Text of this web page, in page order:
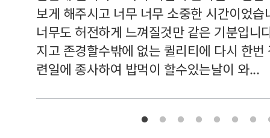
보게 해주시고 너무 너무 소중한 시간이었
너무도 허전하게 느껴질것만 같은 기분입니
지고 존경할수밖에 없는 퀼리티에 다시 한
련일에 종사하여 밥먹이 할수있는날이 와...